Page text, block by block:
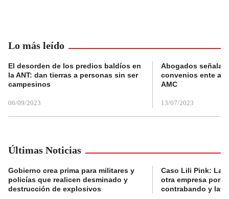
Lo más leído
El desorden de los predios baldíos en
la ANT: dan tierras a personas sin ser
campesinos
06/09/2023
Abogados
convenios ente
AMC
13/07/2023
Últimas Noticias
Gobierno crea prima para militares y
policías que realicen desminado y
destrucción de explosivos
Caso Lili Pink: La
otra empresa por
contrabando y